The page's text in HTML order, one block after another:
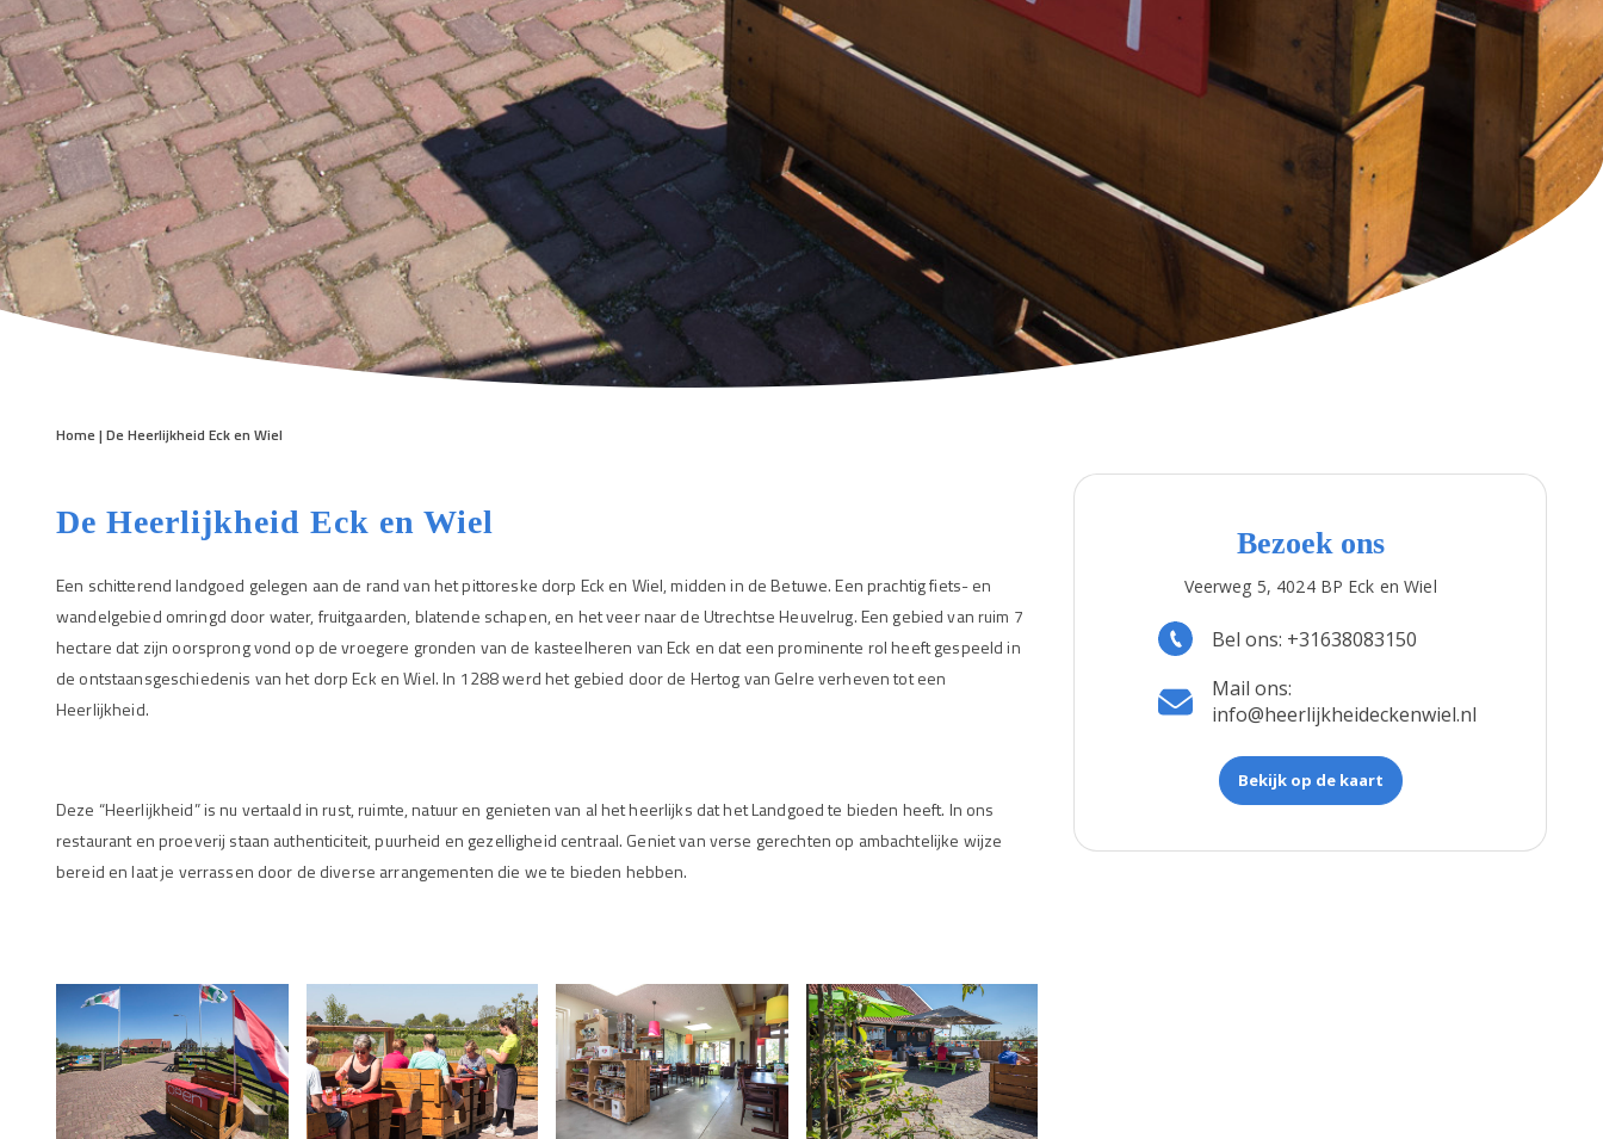
Home | De Heerlijkheid Eck en Wiel
De Heerlijkheid Eck en Wiel
Een schitterend landgoed gelegen aan de rand van het pittoreske dorp Eck en Wiel, midden in de Betuwe. Een prachtig fiets- en
wandelgebied omringd door water, fruitgaarden, blatende schapen, en het veer naar de Utrechtse Heuvelrug. Een gebied van ruim 7
hectare dat zijn oorsprong vond op de vroegere gronden van de kasteelheren van Eck en dat een prominente rol heeft gespeeld in
de ontstaansgeschiedenis van het dorp Eck en Wiel. In 1288 werd het gebied door de Hertog van Gelre verheven tot een
Heerlijkheid.
Deze “Heerlijkheid” is nu vertaald in rust, ruimte, natuur en genieten van al het heerlijks dat het Landgoed te bieden heeft. In ons
restaurant en proeverij staan authenticiteit, puurheid en gezelligheid centraal. Geniet van verse gerechten op ambachtelijke wijze
bereid en laat je verrassen door de diverse arrangementen die we te bieden hebben.
Bezoek ons
Veerweg 5, 4024 BP Eck en Wiel
Bel ons: +31638083150
Mail ons:
info@heerlijkheideckenwiel.nl
Bekijk op de kaart